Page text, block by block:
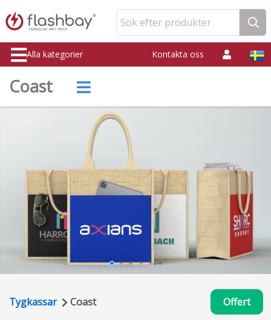
Sök efter produkter
Alla kategorier Kontakta oss
Coast
Tygkassar Coast Offert